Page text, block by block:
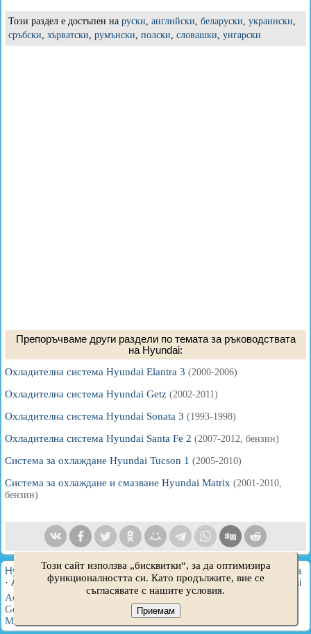
Този раздел е достъпен на руски, английски, беларуски, украински,
сръбски, хърватски, румънски, полски, словашки, унгарски
Препоръчваме други раздели по темата за ръководствата
на Hyundai:
Охладителна система Hyundai Elantra 3 (2000-2006)
Охладителна система Hyundai Getz (2002-2011)
Охладителна система Hyundai Sonata 3 (1993-1998)
Охладителна система Hyundai Santa Fe 2 (2007-2012, бензин)
Система за охлаждане Hyundai Tucson 1 (2005-2010)
Система за охлаждане и смазване Hyundai Matrix (2001-2010,
бензин)
HyundaiBook.ru © 2018-2026·Пълна версия·Карта на сайта
· Администрация·Търсене в сайта ·Собственици на Hyundai
Accent 1 Accent 2·Accent 3 · Elantra 1 ·Elantra 2
Getz
Santa Fe 2·
Matrix
Този сайт използва „бисквитки“, за да оптимизира
функционалността си. Като продължите, вие се
съгласявате с нашите условия.
Приемам